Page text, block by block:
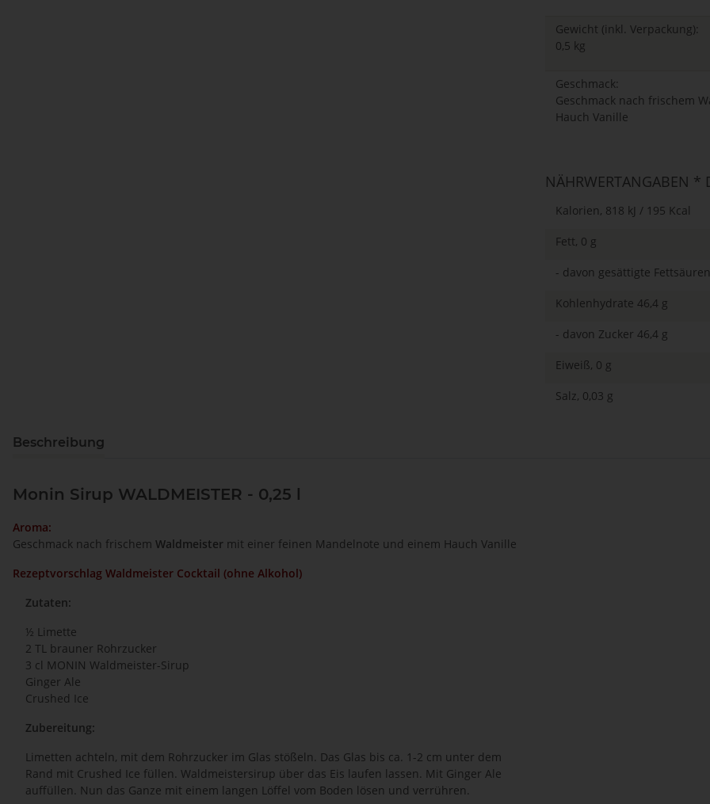
Gewicht (inkl. Verpackung):
0,5 kg
Geschmack:
Geschmack nach frischem
Hauch Vanille
NÄHRWERTANGABEN *
Kalorien, 818 kJ / 195 Kcal
Fett, 0 g
- davon gesättigte
Kohlenhydrate 46,4 g
- davon Zucker 46,4 g
Eiweiß, 0 g
Salz, 0,03 g
Beschreibung
Monin Sirup WALDMEISTER - 0,25 l
Aroma:
Geschmack nach frischem Waldmeister mit einer feinen Mandelnote und einem Hauch Vanille
Rezeptvorschlag Waldmeister Cocktail (ohne Alkohol)
Zutaten:
½ Limette
2 TL brauner Rohrzucker
3 cl MONIN Waldmeister-Sirup
Ginger Ale
Crushed Ice
Zubereitung:
Limetten achteln, mit dem Rohrzucker im Glas stößeln. Das Glas bis ca. 1-2 cm unter dem
Rand mit Crushed Ice füllen. Waldmeistersirup über das Eis laufen lassen. Mit Ginger Ale
auffüllen. Nun das Ganze mit einem langen Löffel vom Boden lösen und verrühren.